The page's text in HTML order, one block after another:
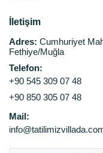
İletişim
Adres: Cumhuriyet
Fethiye/Muğla
Telefon:
+90 545 309 07 48
+90 850 305 07 48
Mail: